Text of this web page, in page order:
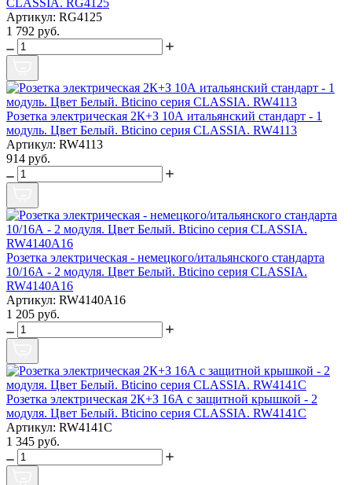
CLASSIA. RG4125
Артикул: RG4125
1 792 руб.
Розетка электрическая 2К+З 10А итальянский стандарт - 1
модуль. Цвет Белый. Bticino серия CLASSIA. RW4113
Артикул: RW4113
914 руб.
Розетка электрическая - немецкого/итальянского стандарта
10/16А - 2 модуля. Цвет Белый. Bticino серия CLASSIA.
RW4140A16
Артикул: RW4140A16
1 205 руб.
Розетка электрическая 2К+З 16А с защитной крышкой - 2
модуля. Цвет Белый. Bticino серия CLASSIA. RW4141C
Артикул: RW4141C
1 345 руб.